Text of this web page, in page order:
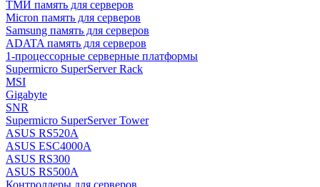
ТМИ память для серверов
Micron память для серверов
Samsung память для серверов
ADATA память для серверов
1-процессорные серверные платформы
Supermicro SuperServer Rack
MSI
Gigabyte
SNR
Supermicro SuperServer Tower
ASUS RS520A
ASUS ESC4000A
ASUS RS300
ASUS RS500A
Контроллеры для серверов